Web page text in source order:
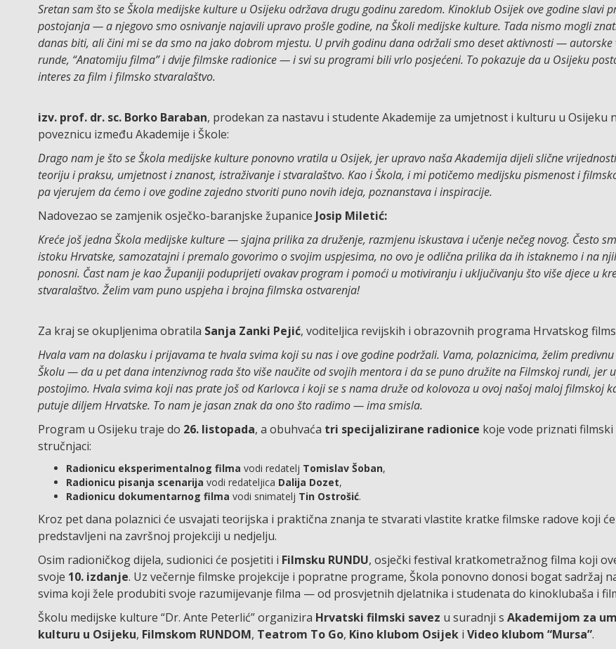
Sretan sam što se Škola medijske kulture u Osijeku održava drugu godinu zaredom. Kinoklub Osijek ove godine slavi
postojanja — a njegovo smo osnivanje najavili upravo prošle godine, na Školi medijske kulture. Tada nismo mogli
danas biti, ali čini mi se da smo na jako dobrom mjestu. U prvih godinu dana održali smo deset aktivnosti — autorske
runde, “Anatomiju filma” i dvije filmske radionice — i svi su programi bili vrlo posjećeni. To pokazuje da u Osijeku
interes za film i filmsko stvaralaštvo.
izv. prof. dr. sc. Borko Baraban, prodekan za nastavu i studente Akademije za umjetnost i kulturu u Osijeku
poveznicu između Akademije i Škole:
Drago nam je što se Škola medijske kulture ponovno vratila u Osijek, jer upravo naša Akademija dijeli slične
teoriju i praksu, umjetnost i znanost, istraživanje i stvaralaštvo. Kao i Škola, i mi potičemo medijsku pismenost i
pa vjerujem da ćemo i ove godine zajedno stvoriti puno novih ideja, poznanstava i inspiracije.
Nadovezao se zamjenik osječko-baranjske županice Josip Miletić:
Kreće još jedna Škola medijske kulture — sjajna prilika za druženje, razmjenu iskustava i učenje nečeg novog. Često
istoku Hrvatske, samozatajni i premalo govorimo o svojim uspjesima, no ovo je odlična prilika da ih istaknemo i na
ponosni. Čast nam je kao Županiji poduprijeti ovakav program i pomoći u motiviranju i uključivanju što više djece u
stvaralaštvo. Želim vam puno uspjeha i brojna filmska ostvarenja!
Za kraj se okupljenima obratila Sanja Zanki Pejić, voditeljica revijskih i obrazovnih programa Hrvatskog
Hvala vam na dolasku i prijavama te hvala svima koji su nas i ove godine podržali. Vama, polaznicima, želim
Školu — da u pet dana intenzivnog rada što više naučite od svojih mentora i da se puno družite na Filmskoj rundi, jer
postojimo. Hvala svima koji nas prate još od Karlovca i koji se s nama druže od kolovoza u ovoj našoj maloj filmskoj
putuje diljem Hrvatske. To nam je jasan znak da ono što radimo — ima smisla.
Program u Osijeku traje do 26. listopada, a obuhvaća tri specijalizirane radionice koje vode priznati filmski
stručnjaci:
Radionicu eksperimentalnog filma vodi redatelj Tomislav Šoban,
Radionicu pisanja scenarija vodi redateljica Dalija Dozet,
Radionicu dokumentarnog filma vodi snimatelj Tin Ostrošić.
Kroz pet dana polaznici će usvajati teorijska i praktična znanja te stvarati vlastite kratke filmske radove koji
predstavljeni na završnoj projekciji u nedjelju.
Osim radioničkog dijela, sudionici će posjetiti i Filmsku RUNDU, osječki festival kratkometražnog filma koji
svoje 10. izdanje. Uz večernje filmske projekcije i popratne programe, Škola ponovno donosi bogat sadržaj
svima koji žele produbiti svoje razumijevanje filma — od prosvjetnih djelatnika i studenata do kinoklubaša i
Školu medijske kulture “Dr. Ante Peterlić” organizira Hrvatski filmski savez u suradnji s Akademijom za
kulturu u Osijeku, Filmskom RUNDOM, Teatrom To Go, Kino klubom Osijeki Video klubom “Mursa”.